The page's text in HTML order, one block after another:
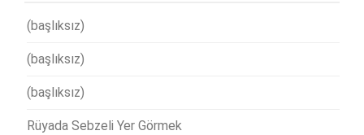
(başlıksız)
(başlıksız)
(başlıksız)
Rüyada Sebzeli Yer Görmek